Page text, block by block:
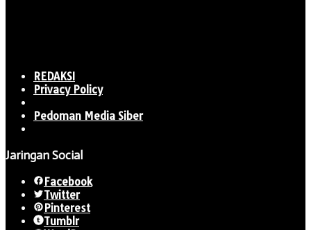
REDAKSI
Privacy Policy
Pedoman Media Siber
Jaringan Social
Facebook
Twitter
Pinterest
Tumblr